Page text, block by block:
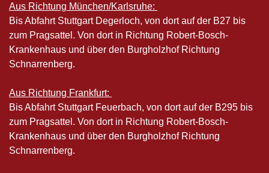
Aus Richtung München/Karlsruhe:
Bis Abfahrt Stuttgart Degerloch, von dort auf der B27 bis
zum Pragsattel. Von dort in Richtung Robert-Bosch-
Krankenhaus und über den Burgholzhof Richtung
Schnarrenberg.
Aus Richtung Frankfurt:
Bis Abfahrt Stuttgart Feuerbach, von dort auf der B295 bis
zum Pragsattel. Von dort in Richtung Robert-Bosch-
Krankenhaus und über den Burgholzhof Richtung
Schnarrenberg.